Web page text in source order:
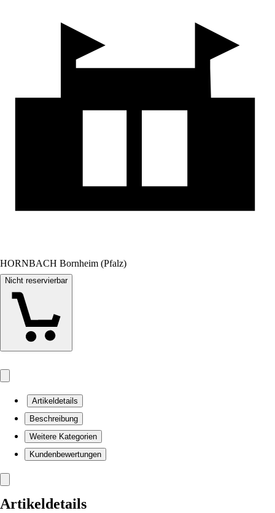
HORNBACH Bornheim (Pfalz)
Nicht reservierbar
Artikeldetails
Beschreibung
Weitere Kategorien
Kundenbewertungen
Artikeldetails